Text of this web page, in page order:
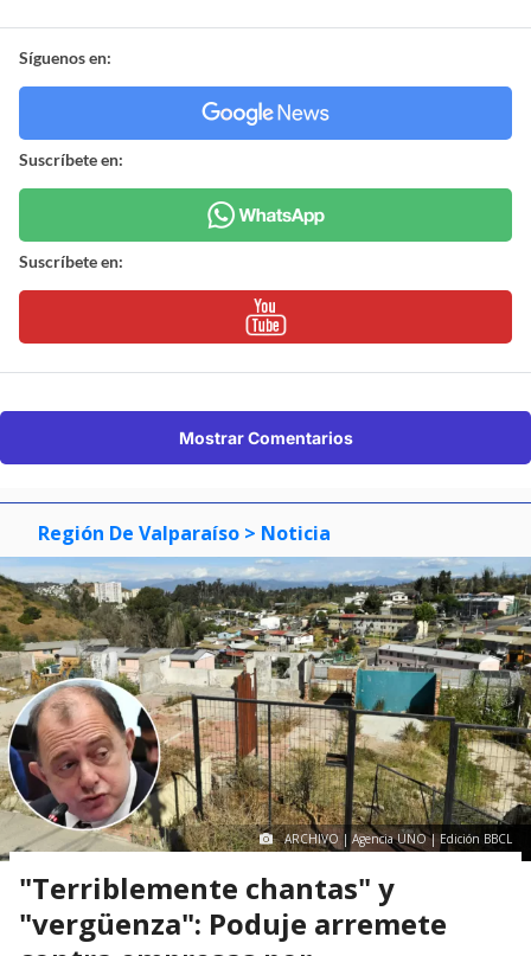
Síguenos en:
Suscríbete en:
Suscríbete en:
Mostrar Comentarios
Región De Valparaíso > Noticia
ARCHIVO | Agencia UNO | Edición BBCL
"Terriblemente chantas" y
"vergüenza": Poduje arremete